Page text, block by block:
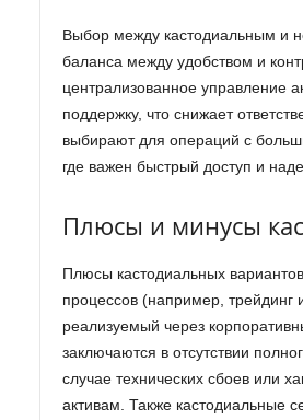
Выбор между кастодиальным и
баланса между удобством и
централизованное управление
поддержку, что снижает
выбирают для операций с
где важен быстрый доступ и
Плюсы и минусы
Плюсы кастодиальных
процессов (например, трейдинг
реализуемый через
заключаются в отсутствии
случае технических сбоев или
активам. Также кастодиальные